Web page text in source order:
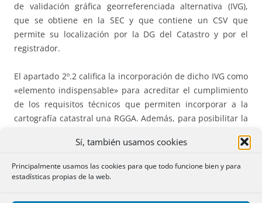
Sí, también usamos cookies
Principalmente usamos las cookies para que todo funcione bien y para
estadísticas propias de la web.
de validación gráfica georreferenciada alternativa (IVG),
que se obtiene en la SEC y que contiene un CSV que
permite su localización por la DG del Catastro y por el
registrador.
El apartado 2º.2 califica la incorporación de dicho IVG como
«elemento indispensable» para acreditar el cumplimiento
de los requisitos técnicos que permiten incorporar a la
cartografía catastral una RGGA. Además, para posibilitar la
base de datos catastral es necesario que el IVG sea
comunicación por los notarios al Catastro de la RGGA se